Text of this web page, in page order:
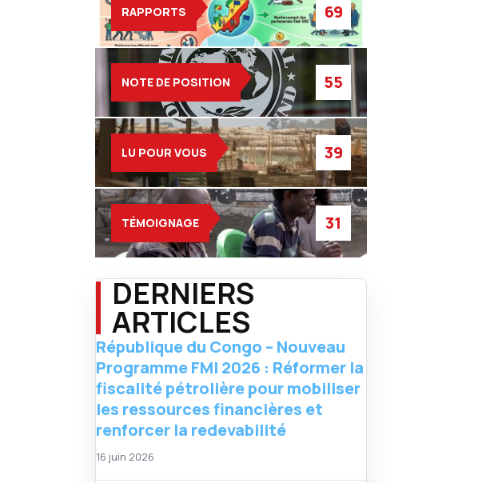
RAPPORTS 69
NOTE DE POSITION 55
LU POUR VOUS 39
TÉMOIGNAGE 31
DERNIERS
ARTICLES
République du Congo – Nouveau
Programme FMI 2026 : Réformer la
fiscalité pétrolière pour mobiliser
les ressources financières et
renforcer la redevabilité
16 juin 2026